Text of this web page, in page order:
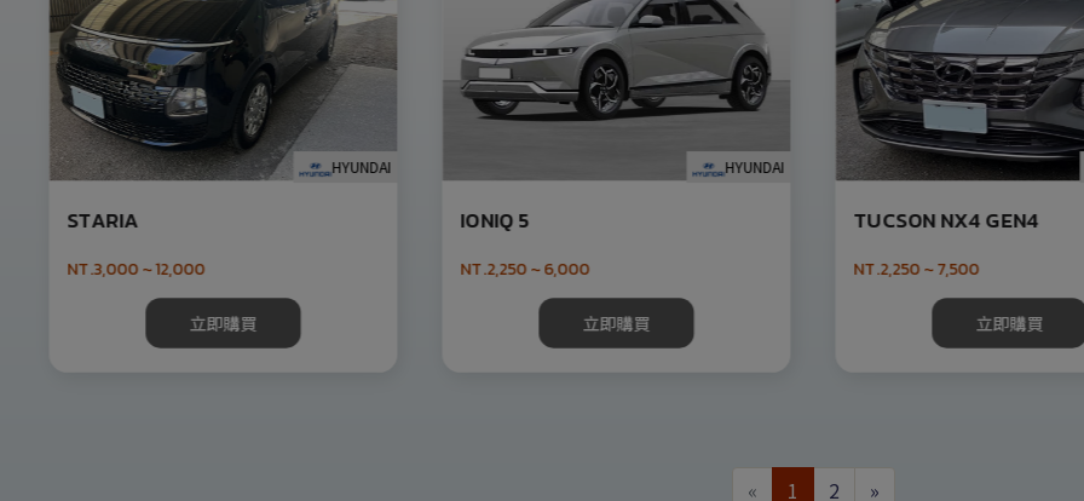
HYUNDAI
STARIA
NT.3,000 ~ 12,000
立即購買
HYUNDAI
IONIQ 5
NT.2,250 ~ 6,000
立即購買
TUCSON NX4 GEN4
NT.2,250 ~ 7,500
立即購買
« 1 2 »